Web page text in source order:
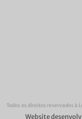
Todos os direitos reservados à
Website